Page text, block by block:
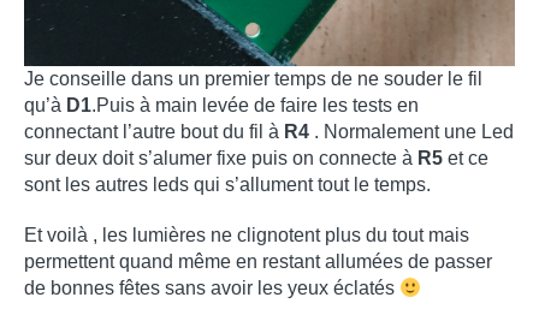
Je conseille dans un premier temps de ne souder le fil
qu’à D1.Puis à main levée de faire les tests en
connectant l’autre bout du fil à R4 . Normalement une Led
sur deux doit s’alumer fixe puis on connecte à R5 et ce
sont les autres leds qui s’allument tout le temps.
Et voilà , les lumières ne clignotent plus du tout mais
permettent quand même en restant allumées de passer
de bonnes fêtes sans avoir les yeux éclatés